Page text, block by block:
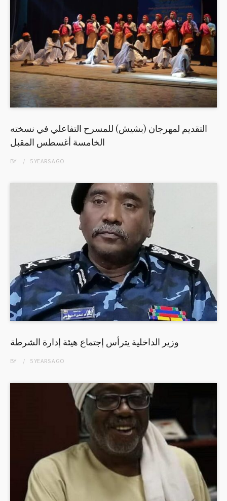
التقديم لمهرجان (بشيش) للمسرح التفاعلي في نسخته
الخامسة أغسطس المقبل
BY 5 YEARSAGO
وزير الداخلية يترأس إجتماع هيئة إدارة الشرطة
BY 5 YEARSAGO